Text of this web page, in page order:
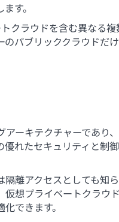
す。
クラウドを含む異なる
パブリッククラウドだ
ーキテクチャーであり
れたセキュリティと制
離アクセスとしても知
想プライベートクラウ
できます。